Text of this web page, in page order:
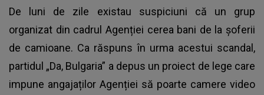
De luni de zile existau suspiciuni că un grup
organizat din cadrul Agenției cerea bani de la șoferii
de camioane. Ca răspuns în urma acestui scandal,
partidul „Da, Bulgaria” a depus un proiect de lege care
impune angajaților Agenției să poarte camere video